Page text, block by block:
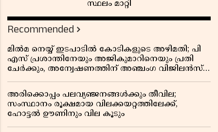
സ്ഥലം മാറ്റി
Recommended
മിൽമ നെയ്യ് ഇടപാടിൽ കോടികളുടെ അഴിമതി; പി
എസ് പ്രശാന്തിനേയും അജികുമാറിനെയും പ്രതി
ചേർക്കും, അന്വേഷണത്തിന് അഞ്ചംഗ വിജിലൻസ്
അരിക്കൊപ്പം പലവ്യഞ്ജനങ്ങൾക്കും തീവില;
സംസ്ഥാനം രൂക്ഷമായ വിലക്കയറ്റത്തിലേക്ക്,
ഹോട്ടൽ ഊണിനും വില കൂടും